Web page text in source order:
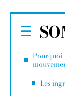
Pourquoi
Les